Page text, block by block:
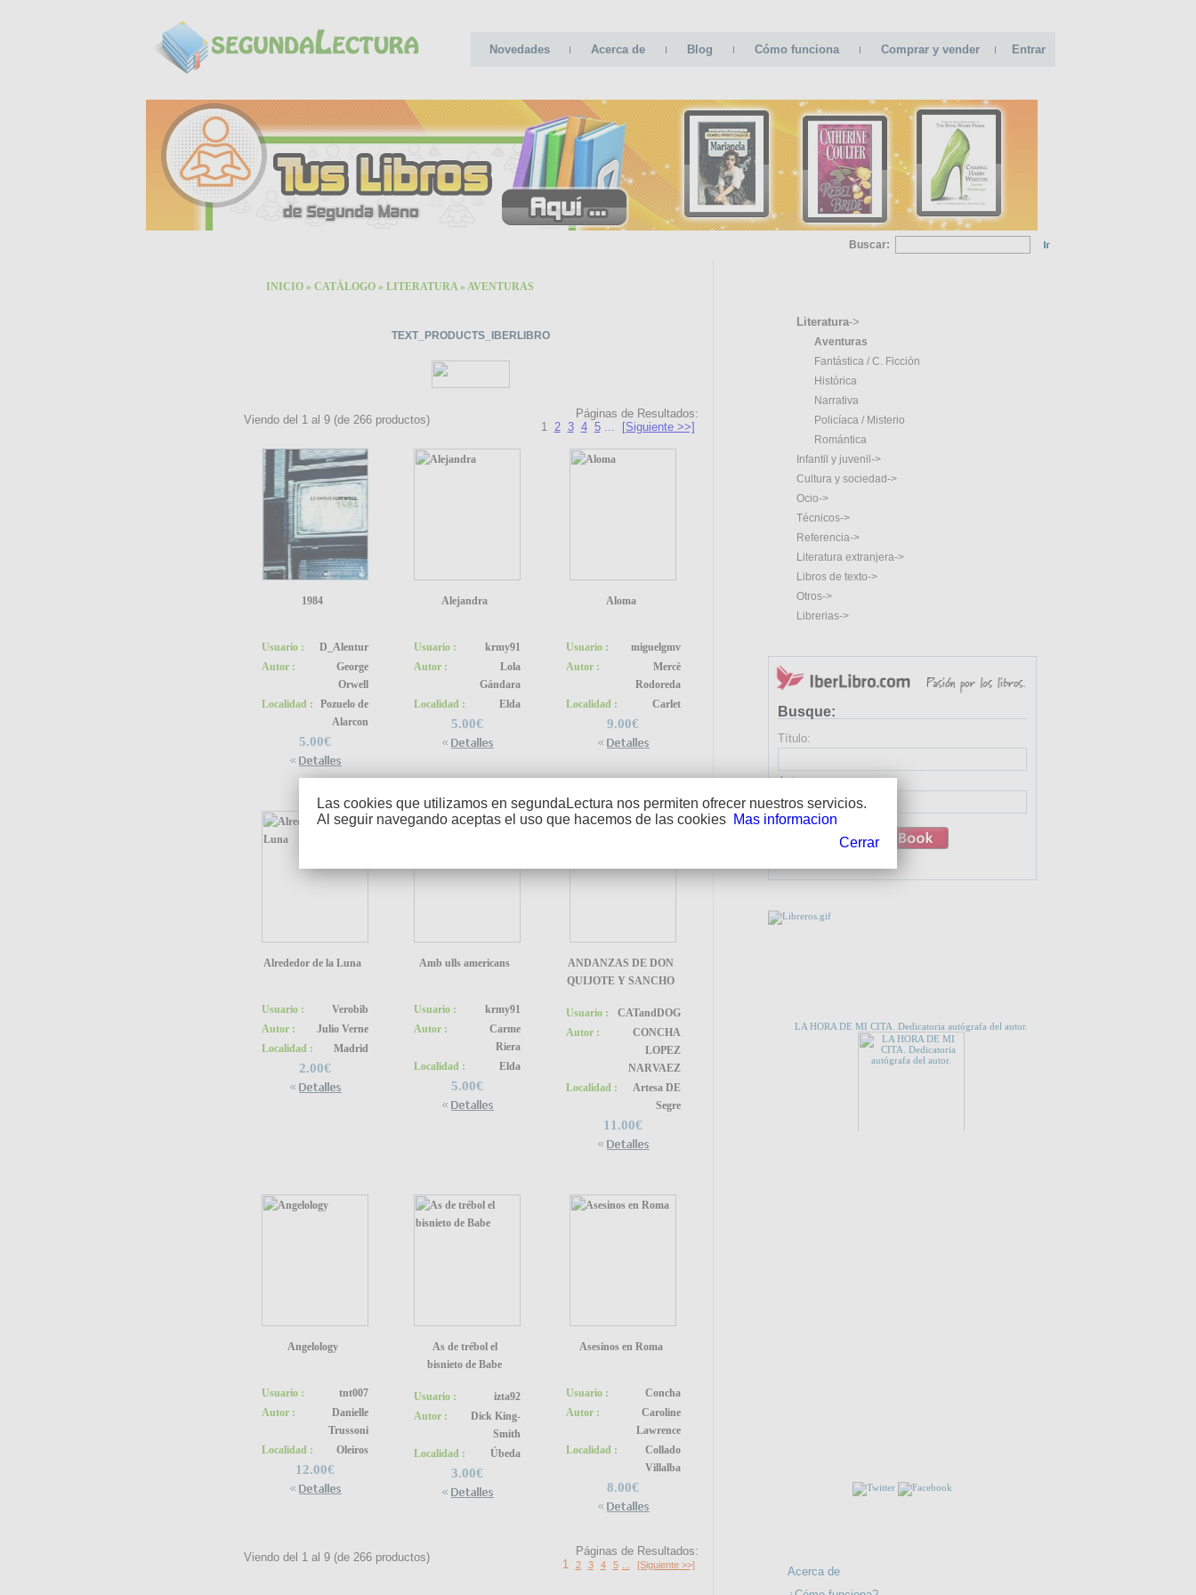
Novedades Acerca de Blog Cómo funciona Comprar y vender Entrar
Buscar:
INICIO» CATÁLOGO» LITERATURA»AVENTURAS
TEXT_PRODUCTS_IBERLIBRO
Viendo del 1al 9(de 266productos)
Páginas de Resultados:
1 2 3 4 5 ... [Siguiente >>]
1984
Usuario :
D_Alentur
Autor :
George
Orwell
Localidad :
Pozuelo de
Alarcon
5.00€
Alejandra
Usuario :
krmy91
Autor :
Lola
Gándara
Localidad :
Elda
5.00€
Aloma
Usuario :
miguelgmv
Autor :
Mercè
Rodoreda
Localidad :
Carlet
9.00€
Alrededor de la Luna
Usuario :
Verobib
Autor :
Julio Verne
Localidad :
Madrid
2.00€
Amb ulls americans
Usuario :
krmy91
Autor :
Carme
Riera
Localidad :
Elda
5.00€
ANDANZAS DE DON
QUIJOTE Y SANCHO
Usuario :
CATandDOG
Autor :
CONCHA
LOPEZ
NARVAEZ
Localidad :
Artesa DE
Segre
11.00€
Angelology
Usuario :
tnt007
Autor :
Danielle
Trussoni
Localidad :
Oleiros
12.00€
As de trébol el
bisnieto de Babe
Usuario :
izta92
Autor :
Dick King-
Smith
Localidad :
Úbeda
3.00€
Asesinos en Roma
Usuario :
Concha
Autor :
Caroline
Lawrence
Localidad :
Collado
Villalba
8.00€
Viendo del 1al 9(de 266productos)
Páginas de Resultados:
1
2 3 4 5 [Siguiente >>]
Literatura->
Aventuras
Fantástica / C. Ficción
Histórica
Narrativa
Policíaca / Misterio
Romántica
Infantil y juvenil->
Cultura y sociedad->
Ocio->
Técnicos->
Referencia->
Literatura extranjera->
Libros de texto->
Otros->
Librerias->
Busque:
Título:
Autor:
Acerca de
Las cookies que utilizamos en segundaLectura nos permiten ofrecer nuestros servicios.
Al seguir navegando aceptas el uso que hacemos de las cookies Mas informacion
Cerrar